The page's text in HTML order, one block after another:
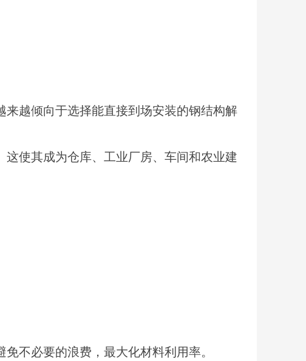
越倾向于选择能直接到场安装的钢结构解
使其成为仓库、工业厂房、车间和农业建
不必要的浪费，最大化材料利用率。